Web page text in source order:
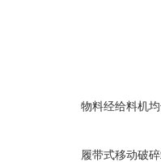
物料经给料机
履带式移动破